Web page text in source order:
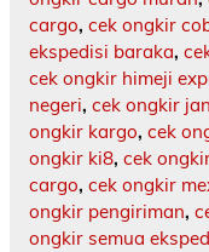
cargo, cek ongkir
ekspedisi baraka,
cek ongkir himeji
negeri, cek ongkir
ongkir kargo, cek
ongkir ki8, cek
cargo, cek ongkir
ongkir pengiriman,
ongkir semua